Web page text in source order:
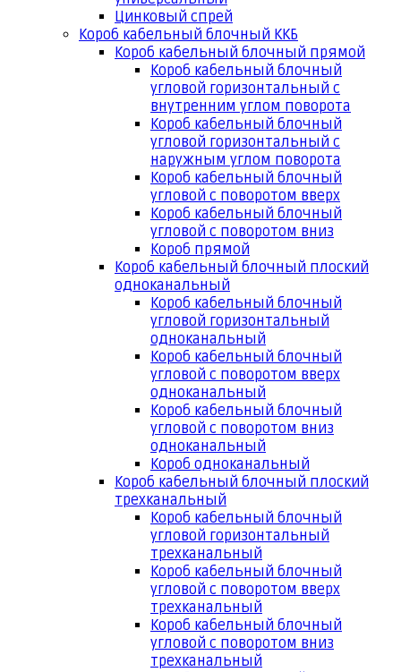
Цинковый спрей
Короб кабельный блочный ККБ
Короб кабельный блочный прямой
Короб кабельный блочный
угловой горизонтальный с
внутренним углом поворота
Короб кабельный блочный
угловой горизонтальный с
наружным углом поворота
Короб кабельный блочный
угловой с поворотом вверх
Короб кабельный блочный
угловой с поворотом вниз
Короб прямой
Короб кабельный блочный плоский
одноканальный
Короб кабельный блочный
угловой горизонтальный
одноканальный
Короб кабельный блочный
угловой с поворотом вверх
одноканальный
Короб кабельный блочный
угловой с поворотом вниз
одноканальный
Короб одноканальный
Короб кабельный блочный плоский
трехканальный
Короб кабельный блочный
угловой горизонтальный
трехканальный
Короб кабельный блочный
угловой с поворотом вверх
трехканальный
Короб кабельный блочный
угловой с поворотом вниз
трехканальный